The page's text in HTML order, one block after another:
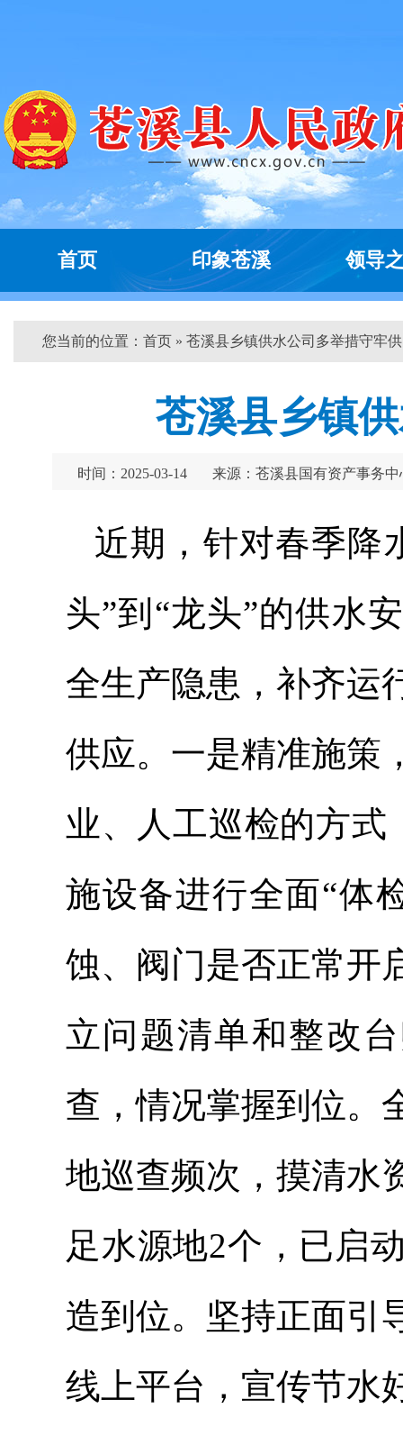
首页 印象苍溪 领导
您当前的位置： 首页 » 苍溪县乡镇供水公司多举措守牢
苍溪县乡镇
时间：2025-03-14 来源：苍溪县国有资产事务中
近期，针对春季降
头”到“龙头”的供水
全生产隐患，补齐运
供应。一是精准施策
业、人工巡检的方式
施设备进行全面“体
蚀、阀门是否正常开
立问题清单和整改
查，情况掌握到位。
地巡查频次，摸清水
足水源地2个，已启
造到位。坚持正面引
线上平台，宣传节水